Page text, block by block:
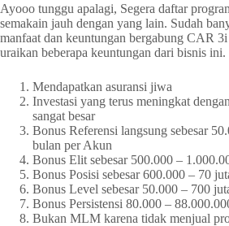
Ayooo tunggu apalagi, Segera daftar
semakain jauh dengan yang lain. Sudah
manfaat dan keuntungan bergabung CAR
uraikan beberapa keuntungan dari bisnis ini.
Mendapatkan asuransi jiwa
Investasi yang terus meningkat
sangat besar
Bonus Referensi langsung sebesar
bulan per Akun
Bonus Elit sebesar 500.000 –
Bonus Posisi sebesar 600.000 – 70
Bonus Level sebesar 50.000 – 700
Bonus Persistensi 80.000 –
Bukan MLM karena tidak menjual